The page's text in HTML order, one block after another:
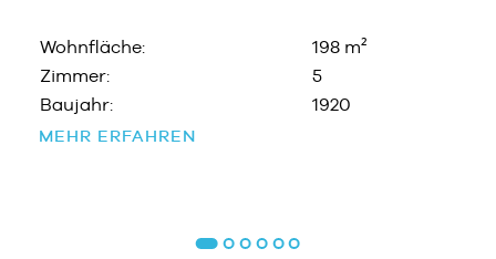
Wohnfläche:
198 m²
Zimmer:
5
Baujahr:
1920
MEHR ERFAHREN